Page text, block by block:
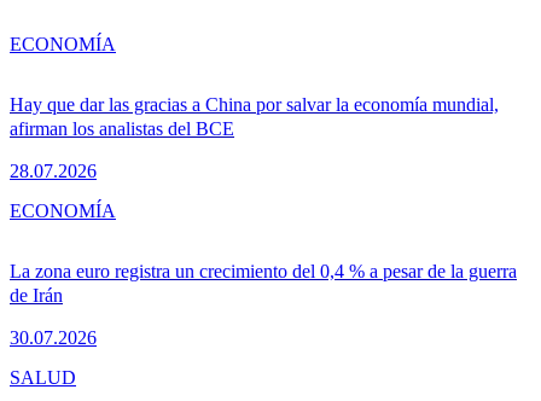
Hay que dar las gracias a China por salvar la economía mundial,
afirman los analistas del BCE
28.07.2026
ECONOMÍA
La zona euro registra un crecimiento del 0,4 % a pesar de la guerra
de Irán
30.07.2026
ECONOMÍA
SALUD